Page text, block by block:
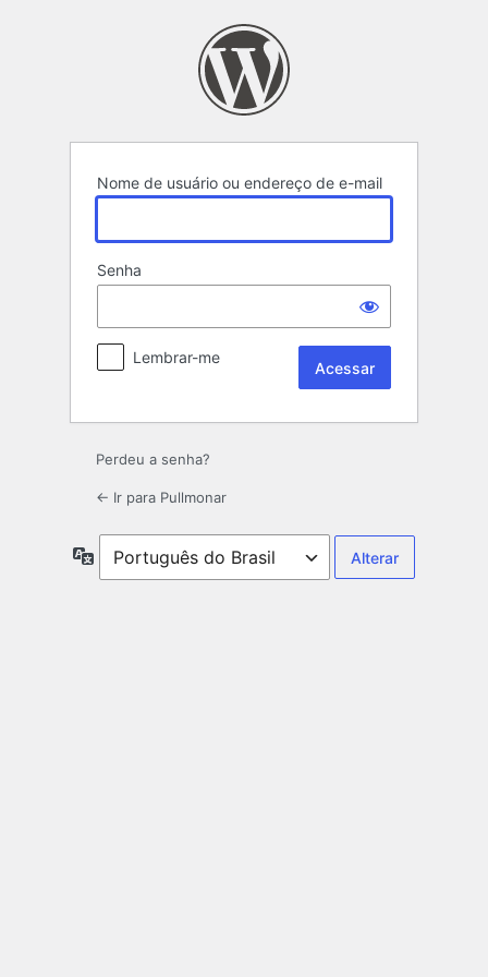
Nome de usuário ou endereço de e-mail
Senha
Lembrar-me
Perdeu a senha?
← Ir para Pullmonar
Idioma